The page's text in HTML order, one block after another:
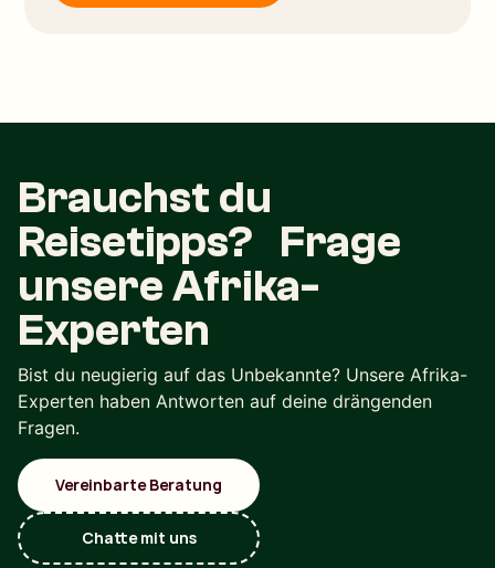
Brauchst du
Reisetipps? Frage
unsere Afrika-
Experten
Bist du neugierig auf das Unbekannte? Unsere Afrika-
Experten haben Antworten auf deine drängenden
Fragen.
Vereinbarte Beratung
Chatte mit uns